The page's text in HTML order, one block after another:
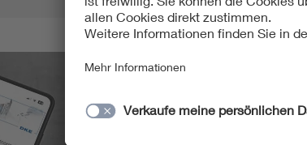
Mit unserem DKE
fassen wir die
berichten wir über